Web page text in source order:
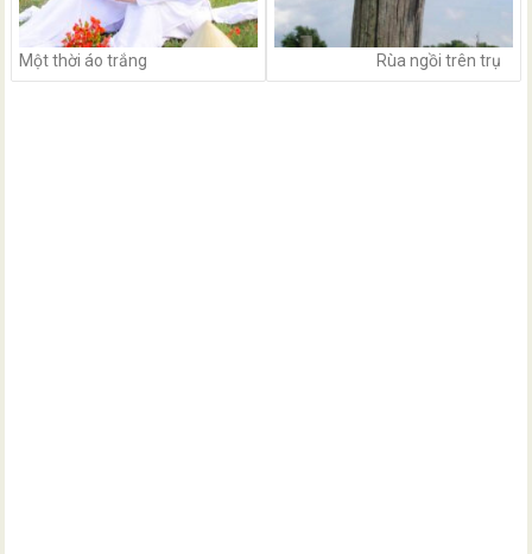
Một thời áo trắng Rùa ngồi trên trụ